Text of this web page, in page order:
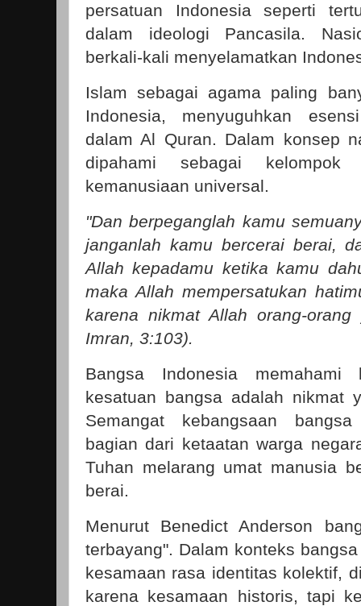
persatuan Indonesia seperti
dalam ideologi Pancasila.
berkali-kali menyelamatkan
Islam sebagai agama paling
Indonesia, menyuguhkan
dalam Al Quran. Dalam konsep
dipahami sebagai
kemanusiaan universal.
"Dan berpeganglah kamu
janganlah kamu bercerai berai,
Allah kepadamu ketika kamu
maka Allah mempersatukan
karena nikmat Allah orang-
Imran, 3:103).
Bangsa Indonesia memahami
kesatuan bangsa adalah nikmat
Semangat kebangsaan
bagian dari ketaatan warga
Tuhan melarang umat manusia
berai.
Menurut Benedict Anderson
terbayang". Dalam konteks
kesamaan rasa identitas kolektif,
karena kesamaan historis, tapi